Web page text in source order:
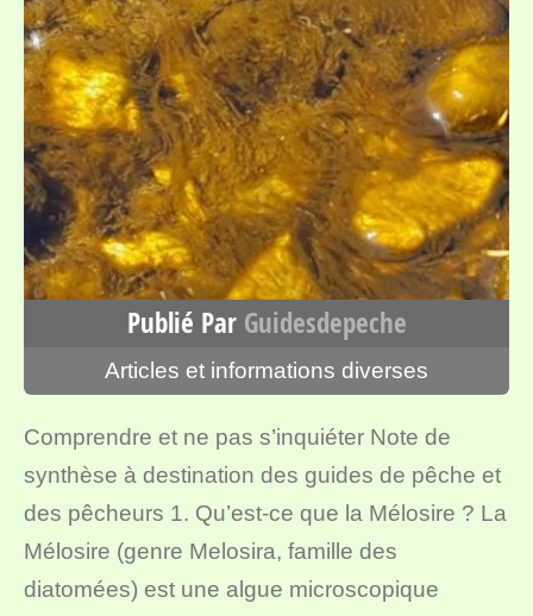
Publié Par Guidesdepeche
Articles et informations diverses
Comprendre et ne pas s’inquiéter Note de
synthèse à destination des guides de pêche et
des pêcheurs 1. Qu’est-ce que la Mélosire ? La
Mélosire (genre Melosira, famille des
diatomées) est une algue microscopique